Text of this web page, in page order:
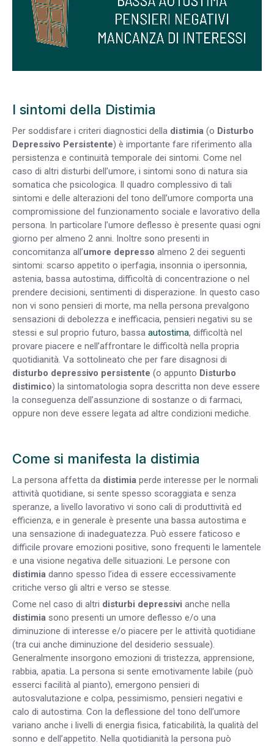
I sintomi della Distimia
Per soddisfare i criteri diagnostici della distimia (o Disturbo
Depressivo Persistente) è importante fare riferimento alla
persistenza e continuità temporale dei sintomi. Come nel
caso di altri disturbi dell’umore, i sintomi sono di natura sia
somatica che psicologica. Il quadro complessivo di tali
sintomi e delle alterazioni del tono dell’umore comporta una
compromissione del funzionamento sociale e lavorativo della
persona. In particolare l’umore deflesso è presente quasi ogni
giorno per almeno 2 anni. Inoltre sono presenti in
concomitanza all’umore depresso almeno 2 dei seguenti
sintomi: scarso appetito o iperfagia, insonnia o ipersonnia,
astenia, bassa autostima, difficoltà di concentrazione o nel
prendere decisioni, sentimenti di disperazione. In questo caso
non vi sono pensieri di morte, ma nella persona prevalgono
sensazioni di debolezza e inefficacia, pensieri negativi su se
stessi e sul proprio futuro, bassa autostima, difficoltà nel
provare piacere e nell’affrontare le difficoltà nella propria
quotidianità. Va sottolineato che per fare disagnosi di
disturbo depressivo persistente (o appunto Disturbo
distimico) la sintomatologia sopra descritta non deve essere
la conseguenza dell’assunzione di sostanze o di farmaci,
oppure non deve essere legata ad altre condizioni mediche.
Come si manifesta la distimia
La persona affetta da distimia perde interesse per le normali
attività quotidiane, si sente spesso scoraggiata e senza
speranze, a livello lavorativo vi sono cali di produttività ed
efficienza, e in generale è presente una bassa autostima e
una sensazione di inadeguatezza. Può essere faticoso e
difficile provare emozioni positive, sono frequenti le lamentele
e una visione negativa delle situazioni. Le persone con
distimia danno spesso l’idea di essere eccessivamente
critiche verso gli altri e verso se stesse.
Come nel caso di altri disturbi depressivi anche nella
distimia sono presenti un umore deflesso e/o una
diminuzione di interesse e/o piacere per le attività quotidiane
(tra cui anche diminuzione del desiderio sessuale).
Generalmente insorgono emozioni di tristezza, apprensione,
rabbia, apatia. La persona si sente emotivamente labile (può
esserci facilità al pianto), emergono pensieri di
autosvalutazione e colpa, pessimismo, pensieri negativi e
calo di autostima. Con la deflessione del tono dell’umore
variano anche i livelli di energia fisica, faticabilità, la qualità del
sonno e dell’appetito. Nella quotidianità la persona può